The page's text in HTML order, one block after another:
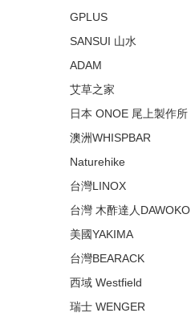
GPLUS
SANSUI 山水
ADAM
艾草之家
日本 ONOE 尾上製作所
澳洲WHISPBAR
Naturehike
台灣LINOX
台灣 木酢達人DAWOKO
美國YAKIMA
台灣BEARACK
西域 Westfield
瑞士 WENGER